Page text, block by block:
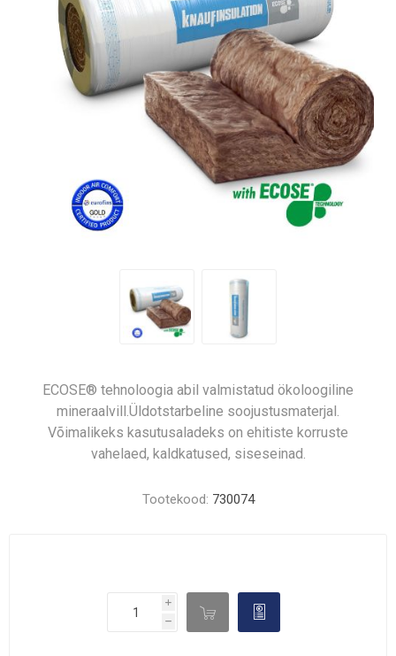
ECOSE® tehnoloogia abil valmistatud ökoloogiline
mineraalvill.Üldotstarbeline soojustusmaterjal.
Võimalikeks kasutusaladeks on ehitiste korruste
vahelaed, kaldkatused, siseseinad.
Tootekood: 730074
i
h
d 